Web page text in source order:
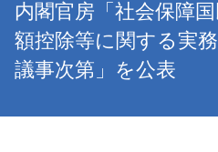
内閣官房「社会保障
額控除等に関する実
議事次第」を公表